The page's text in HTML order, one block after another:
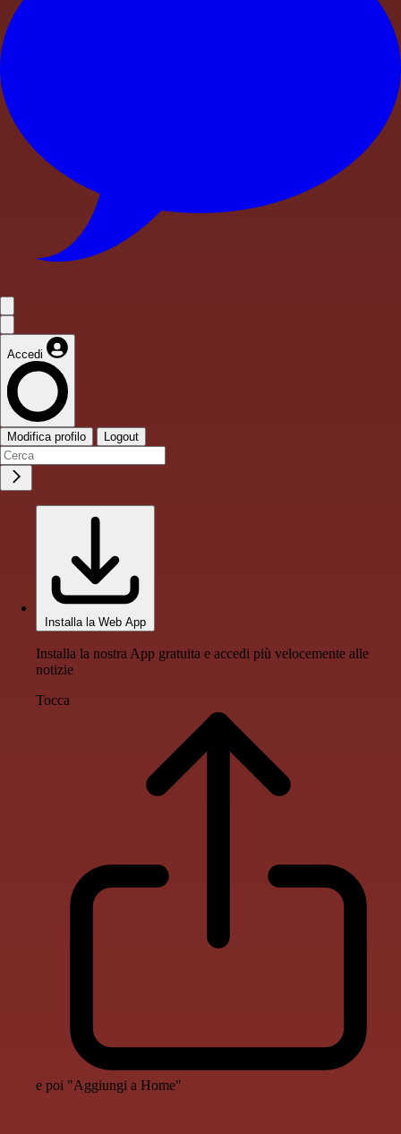
Accedi
Modifica profilo Logout
Installa la Web App
Installa la nostra App gratuita e accedi più velocemente alle
notizie
Tocca
e poi "Aggiungi a Home"